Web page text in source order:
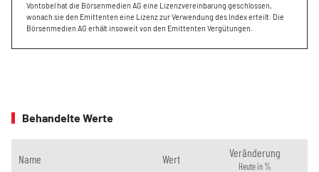
Vontobel hat die Börsenmedien AG eine Lizenzvereinbarung geschlossen,
wonach sie den Emittenten eine Lizenz zur Verwendung des Index erteilt. Die
Börsenmedien AG erhält insoweit von den Emittenten Vergütungen.
Behandelte Werte
Name Wert Veränderung
Heute in %